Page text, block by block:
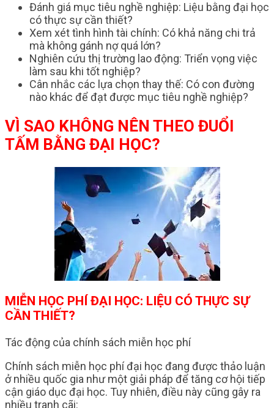
Đánh giá mục tiêu nghề nghiệp: Liệu bằng đại học
có thực sự cần thiết?
Xem xét tình hình tài chính: Có khả năng chi trả
mà không gánh nợ quá lớn?
Nghiên cứu thị trường lao động: Triển vọng việc
làm sau khi tốt nghiệp?
Cân nhắc các lựa chọn thay thế: Có con đường
nào khác để đạt được mục tiêu nghề nghiệp?
VÌ SAO KHÔNG NÊN THEO ĐUỔI
TẤM BẰNG ĐẠI HỌC?
MIỄN HỌC PHÍ ĐẠI HỌC: LIỆU CÓ THỰC SỰ
CẦN THIẾT?
Tác động của chính sách miễn học phí
Chính sách miễn học phí đại học đang được thảo luận
ở nhiều quốc gia như một giải pháp để tăng cơ hội tiếp
cận giáo dục đại học. Tuy nhiên, điều này cũng gây ra
nhiều tranh cãi: